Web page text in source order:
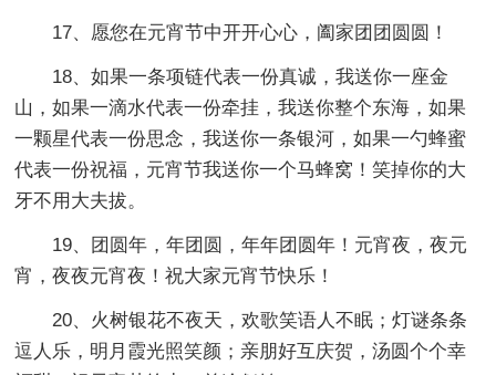
17、愿您在元宵节中开开心心，阖家团团圆圆！
18、如果一条项链代表一份真诚，我送你一座金
山，如果一滴水代表一份牵挂，我送你整个东海，如果
一颗星代表一份思念，我送你一条银河，如果一勺蜂蜜
代表一份祝福，元宵节我送你一个马蜂窝！笑掉你的大
牙不用大夫拔。
19、团圆年，年团圆，年年团圆年！元宵夜，夜元
宵，夜夜元宵夜！祝大家元宵节快乐！
20、火树银花不夜天，欢歌笑语人不眠；灯谜条条
逗人乐，明月霞光照笑颜；亲朋好互庆贺，汤圆个个幸